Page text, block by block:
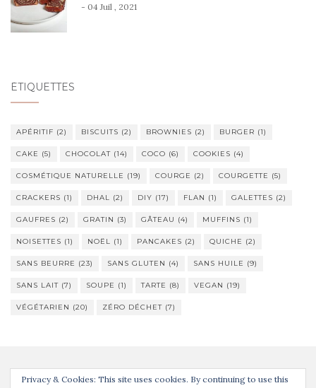
- 04 Juil , 2021
ÉTIQUETTES
APÉRITIF (2) BISCUITS (2) BROWNIES (2) BURGER (1)
CAKE (5) CHOCOLAT (14) COCO (6) COOKIES (4)
COSMÉTIQUE NATURELLE (19) COURGE (2) COURGETTE (5)
CRACKERS (1) DHAL (2) DIY (17) FLAN (1) GALETTES (2)
GAUFRES (2) GRATIN (3) GÂTEAU (4) MUFFINS (1)
NOISETTES (1) NOËL (1) PANCAKES (2) QUICHE (2)
SANS BEURRE (23) SANS GLUTEN (4) SANS HUILE (9)
SANS LAIT (7) SOUPE (1) TARTE (8) VEGAN (19)
VÉGÉTARIEN (20) ZÉRO DÉCHET (7)
Privacy & Cookies: This site uses cookies. By continuing to use this